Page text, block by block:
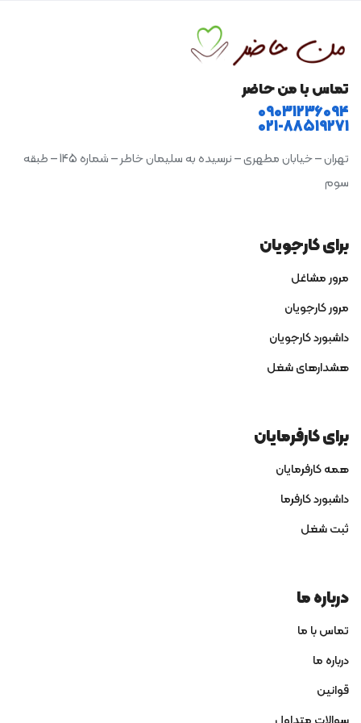
تماس با من حاضر
09031236094
021-88519271
تهران – خیابان مطهری – نرسیده به سلیمان خاطر – شماره 145 – طبقه
سوم
برای کارجویان
مرور مشاغل
مرور کارجویان
داشبورد کارجویان
هشدارهای شغل
برای کارفرمایان
همه کارفرمایان
داشبورد کارفرما
ثبت شغل
درباره ما
تماس با ما
درباره ما
قوانین